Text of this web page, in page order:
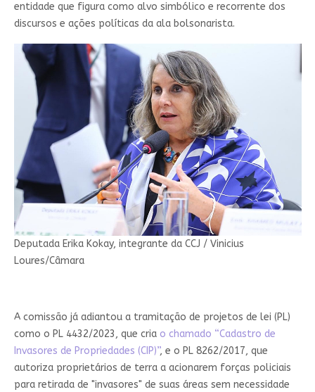
entidade que figura como alvo simbólico e recorrente dos
discursos e ações políticas da ala bolsonarista.
Deputada Erika Kokay, integrante da CCJ / Vinicius
Loures/Câmara
A comissão já adiantou a tramitação de projetos de lei (PL)
como o PL 4432/2023, que cria o chamado “Cadastro de
Invasores de Propriedades (CIP)”, e o PL 8262/2017, que
autoriza proprietários de terra a acionarem forças policiais
para retirada de "invasores" de suas áreas sem necessidade